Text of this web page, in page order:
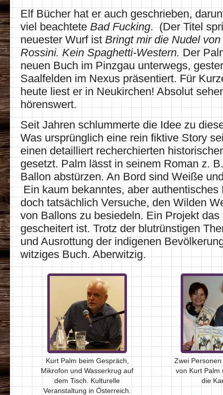
Elf Bücher hat er auch geschrieben,
viel beachteteBad Fucking. (Der Titel
neuester Wurf istBringt mir die Nudel
Rossini. Kein Spaghetti-Western. Der
neuen Buch im Pinzgau unterwegs,
Saalfelden im Nexus präsentiert. Für
heute liest er in Neukirchen! Absolut
hörenswert.
Seit Jahren schlummerte die Idee zu
Was ursprünglich eine rein fiktive Story
einen detailliert recherchierten
gesetzt. Palm lässt in seinem Roman z.
Ballon abstürzen. An Bord sind Weiße
Ein kaum bekanntes, aber authentisches
doch tatsächlich Versuche, den Wilden
von Ballons zu besiedeln. Ein Projekt das
gescheitert ist. Trotz der blutrünstigen
und Ausrottung der indigenen
witziges Buch. Aberwitzig.
Kurt Palm beim Gespräch,
Mikrofon und Wasserkrug auf
dem Tisch. Kulturelle
Veranstaltung in Österreich.
Zwei
von Kurt Palm
die